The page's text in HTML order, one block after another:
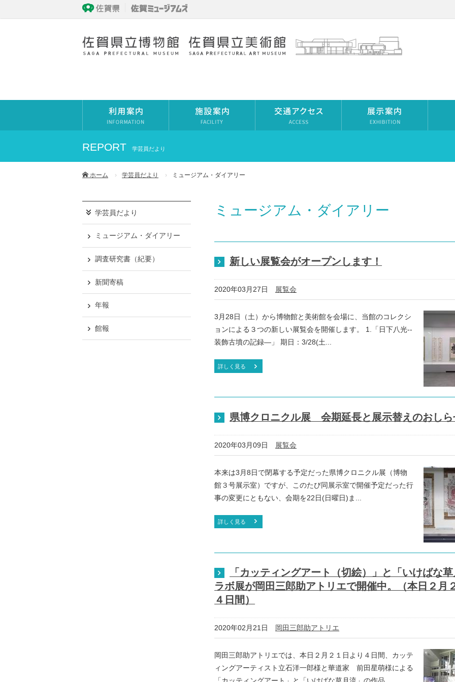
REPORT 学芸員だより
ホーム 学芸員だより ミュージアム・ダイアリー
ミュージアム・ダイアリー
新しい展覧会がオープンします！
2020年03月27日 展覧会
3月28日（土）から博物館と美術館を会場に、当館のコレクシ
ョンによる３つの新しい展覧会を開催します。 1.「日下八光--
装飾古墳の記録―」 期日：3/28(土...
詳しく見る
県博クロニクル展 会期延長と展示替えのおしら
2020年03月09日 展覧会
本来は3月8日で閉幕する予定だった県博クロニクル展（博物
館３号展示室）ですが、このたび同展示室で開催予定だった行
事の変更にともない、会期を22日(日曜日)ま...
詳しく見る
「カッティングアート（切絵）」と「いけばな
ラボ展が岡田三郎助アトリエで開催中。（本日２月
４日間）
2020年02月21日 岡田三郎助アトリエ
岡田三郎助アトリエでは、本日２月２１日より４日間、カッテ
ィングアーティスト立石洋一郎様と華道家 前田星萌様による
学芸員だより
ミュージアム・ダイアリー
調査研究書（紀要）
新聞寄稿
年報
館報